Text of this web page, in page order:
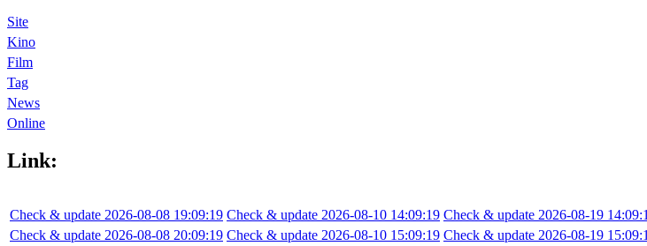
Site
Kino
Film
Tag
News
Online
Link:
Check & update 2026-08-08 19:09:19
Check & update 2026-08-08 20:09:19
Check & update 2026-08-10 14:09:19
Check & update 2026-08-10 15:09:19
Check & update 2026-08-19
Check & update 2026-08-19